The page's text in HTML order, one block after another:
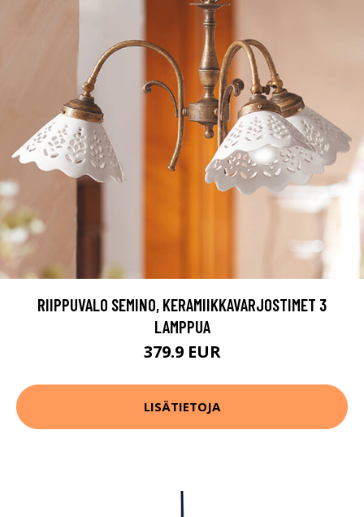
RIIPPUVALO SEMINO, KERAMIIKKAVARJOSTIMET 3
LAMPPUA
379.9 EUR
LISÄTIETOJA